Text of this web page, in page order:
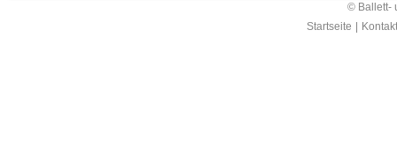
© Ballett-
Startseite
Kontakt